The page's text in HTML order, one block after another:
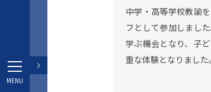
中学・高等学校教諭
フとして参加しまし
学ぶ機会となり、子
重な体験となりました。